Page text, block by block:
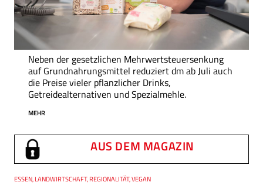
Neben der gesetzlichen Mehrwertsteuersenkung
auf Grundnahrungsmittel reduziert dm ab Juli auch
die Preise vieler pflanzlicher Drinks,
Getreidealternativen und Spezialmehle.
MEHR
AUS DEM MAGAZIN
Thema
ESSEN, LANDWIRTSCHAFT, REGIONALITÄT, VEGAN